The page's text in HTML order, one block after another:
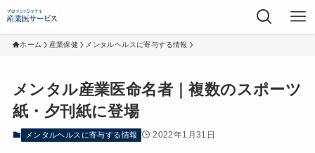
ホーム 産業保健 メンタルヘルスに寄与する情報
メンタル産業医命名者｜複数のスポーツ
紙・夕刊紙に登場
メンタルヘルスに寄与する情報 2022年1月31日